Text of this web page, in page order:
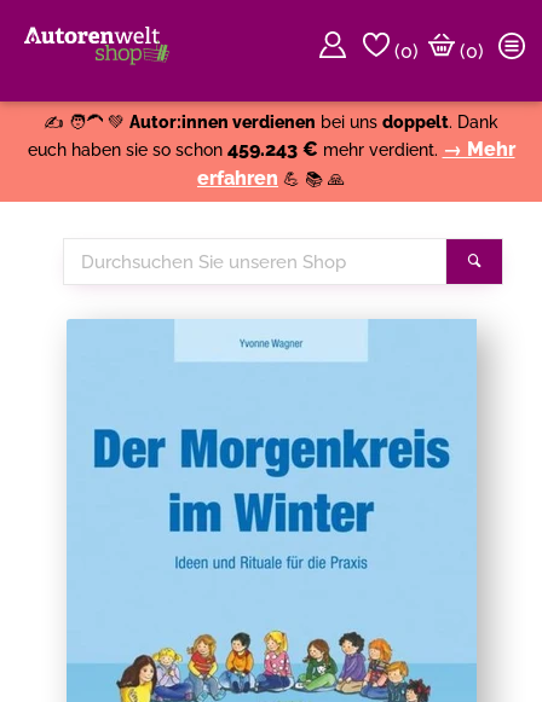
(0)
(0)
✍️ 🧑‍🦱 💚 Autor:innen verdienen bei uns doppelt. Dank
euch haben sie so schon 459.243 € mehr verdient. → Mehr
erfahren 💪 📚 🙏
Durchsuchen
Sie